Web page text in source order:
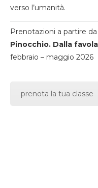
verso l’umanità.
Prenotazioni a partire
Pinocchio. Dalla
febbraio – maggio 2026
prenota la tua classe